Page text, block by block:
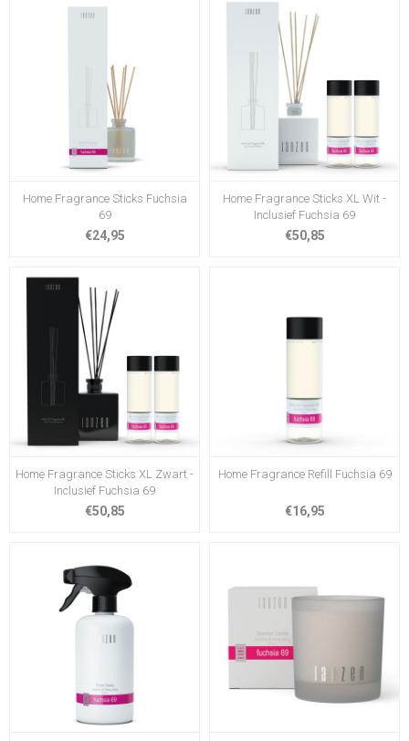
Home Fragrance Sticks Fuchsia
69
€24,95
Home Fragrance Sticks XL Wit -
Inclusief Fuchsia 69
€50,85
Home Fragrance Sticks XL Zwart -
Inclusief Fuchsia 69
€50,85
Home Fragrance Refill Fuchsia 69
€16,95